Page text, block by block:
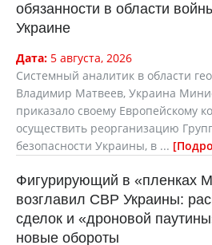
обязанности в области
Украине
Дата: 5 августа, 2026
Системный аналитик в области
Владимир Матвеев, Украина
приказало своему Европейскому
осуществить реорганизацию
безопасности Украины, в ...
Фигурирующий в «пленках
возглавил СВР Украины:
сделок и «дроновой
новые обороты